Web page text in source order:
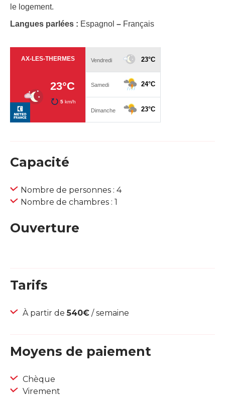
le logement.
Langues parlées : Espagnol – Français
Capacité
Nombre de personnes : 4
Nombre de chambres : 1
Ouverture
Tarifs
À partir de540€ / semaine
Moyens de paiement
Chèque
Virement